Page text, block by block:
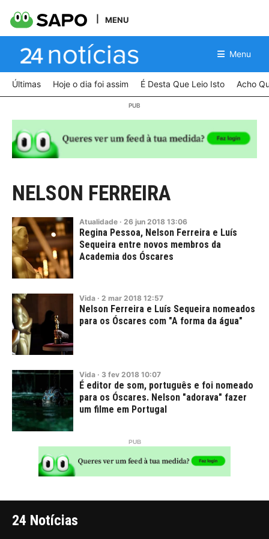
MENU
Menu
Últimas Hoje o dia foi assim É Desta Que Leio Isto Acho
NELSON FERREIRA
Atualidade · 26 jun 2018 13:06
Regina Pessoa, Nelson Ferreira e Luís
Sequeira entre novos membros da
Academia dos Óscares
Vida · 2 mar 2018 12:57
Nelson Ferreira e Luís Sequeira nomeados
para os Óscares com "A forma da água"
Vida · 3 fev 2018 10:07
É editor de som, português e foi nomeado
para os Óscares. Nelson "adorava" fazer
um filme em Portugal
24 Notícias